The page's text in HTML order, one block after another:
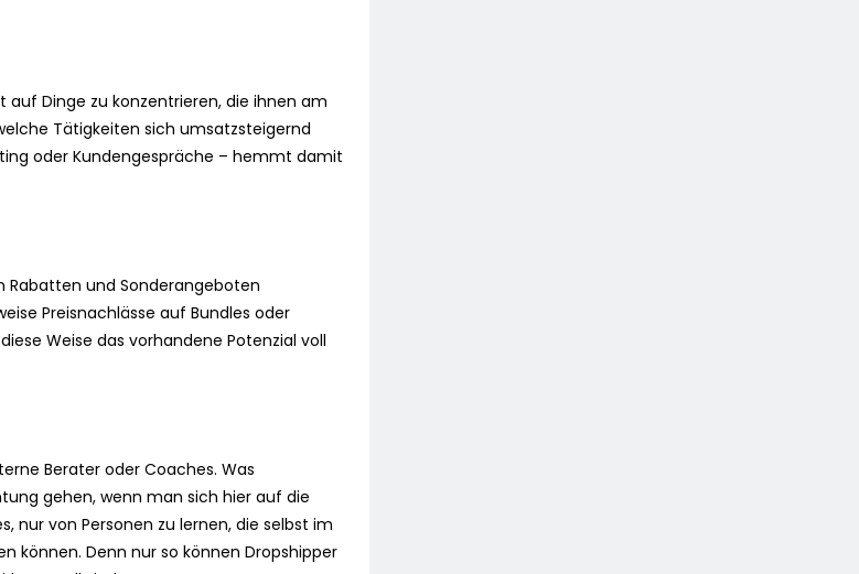
auf Dinge zu konzentrieren, die ihnen am
Tätigkeiten sich umsatzsteigernd
oder Kundengespräche – hemmt damit
Rabatten und Sonderangeboten
Preisnachlässe auf Bundles oder
Weise das vorhandene Potenzial voll
Berater oder Coaches. Was
gehen, wenn man sich hier auf die
nur von Personen zu lernen, die selbst im
können. Denn nur so können Dropshipper